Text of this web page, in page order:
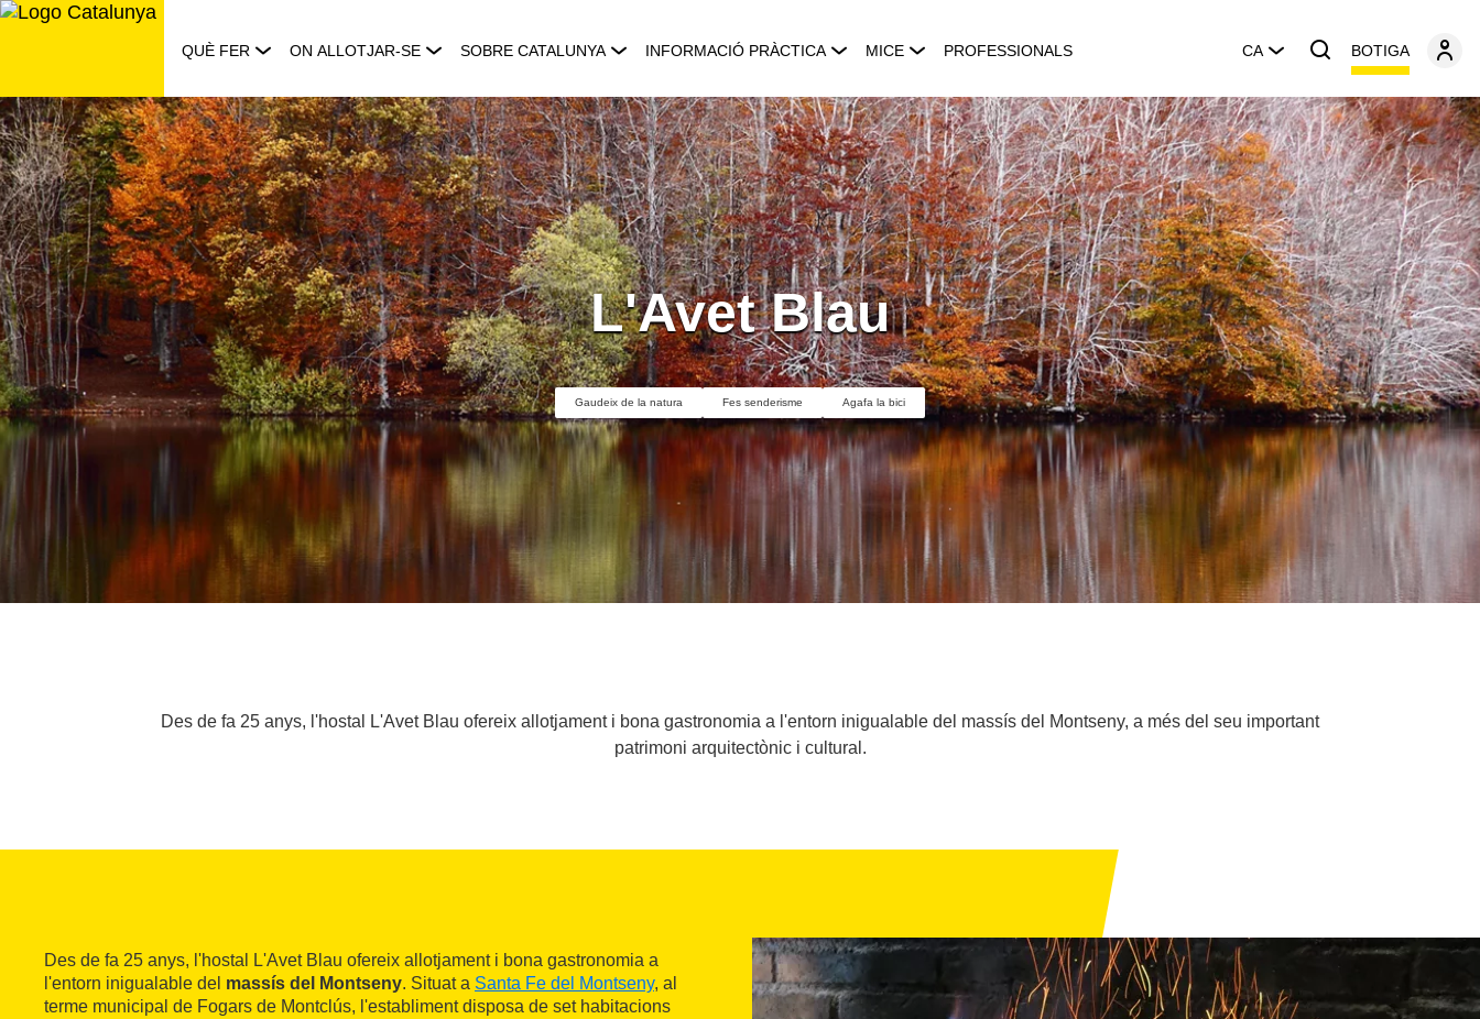
Saltar
QUÈ FER ON ALLOTJAR-SE SOBRE CATALUNYA INFORMACIÓ PRÀCTICA MICE PROFESSIONALS CA BOTIGA
L'Avet Blau
Gaudeix de la natura Fes senderisme Agafa la bici
Des de fa 25 anys, l'hostal L'Avet Blau ofereix allotjament i bona gastronomia a l'entorn inigualable del massís del Montseny, a més del seu important
patrimoni arquitectònic i cultural.
Des de fa 25 anys, l'hostal L'Avet Blau ofereix allotjament i bona gastronomia a
l'entorn inigualable del massís del Montseny. Situat a Santa Fe del Montseny, al
terme municipal de Fogars de Montclús, l'establiment disposa de set habitacions